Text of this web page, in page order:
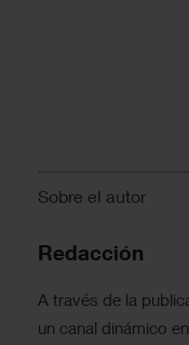
Sobre el autor
Redacción
A través de la
un canal dinámico